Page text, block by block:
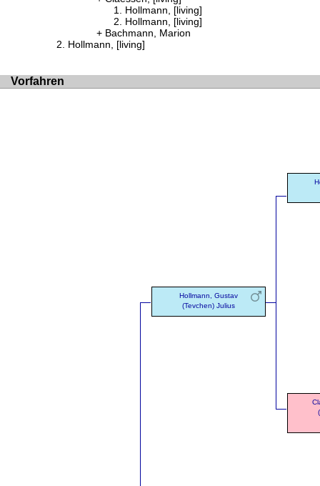
Hollmann, [living]
Hollmann, [living]
Bachmann, Marion
Hollmann, [living]
Vorfahren
Hollmann, Gustav
(Tevchen) Julius